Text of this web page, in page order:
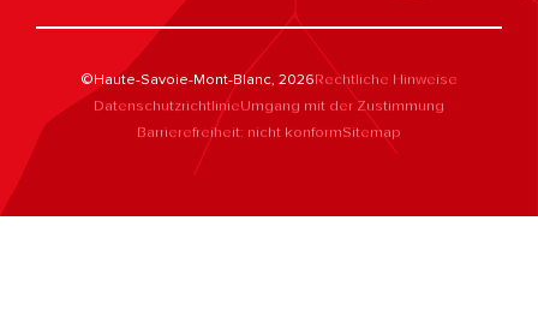
©Haute-Savoie-Mont-Blanc, 2026Rechtliche Hinweise
DatenschutzrichtlinieUmgang mit der Zustimmung
Barrierefreiheit: nicht konformSitemap